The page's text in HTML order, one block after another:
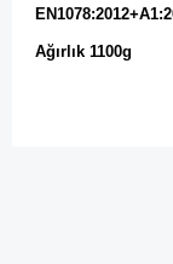
Ağırlık 1100g